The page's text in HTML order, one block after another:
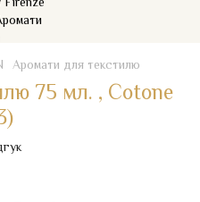
Аромати для текстилю
75 мл. , Cotone